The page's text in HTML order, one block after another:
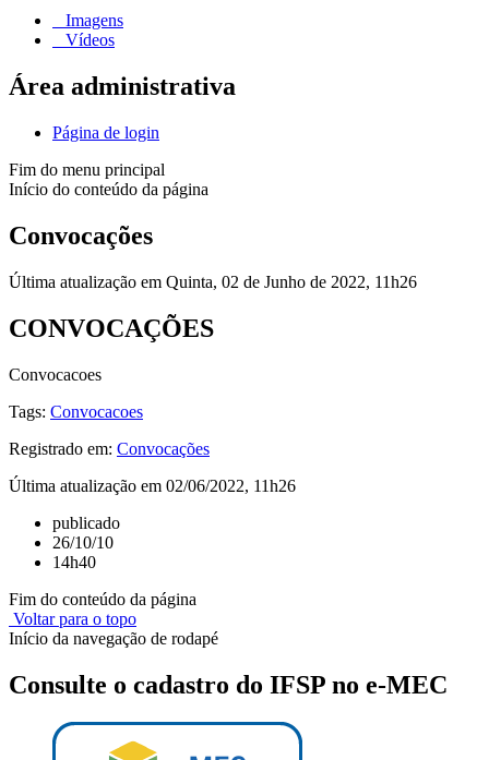
Imagens
Vídeos
Área administrativa
Página de login
Fim do menu principal
Início do conteúdo da página
Convocações
Última atualização em Quinta, 02 de Junho de 2022, 11h26
CONVOCAÇÕES
Convocacoes
Tags: Convocacoes
Registrado em: Convocações
Última atualização em 02/06/2022, 11h26
publicado
26/10/10
14h40
Fim do conteúdo da página
Voltar para o topo
Início da navegação de rodapé
Consulte o cadastro do IFSP no e-MEC